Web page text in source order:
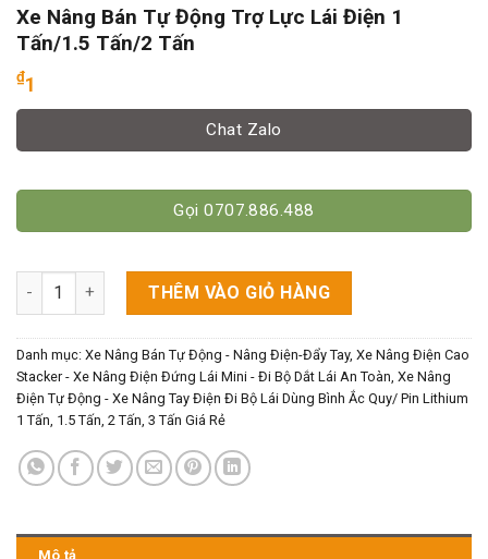
Xe Nâng Bán Tự Động Trợ Lực Lái Điện 1
Tấn/1.5 Tấn/2 Tấn
₫1
Chat Zalo
Gọi 0707.886.488
Xe Nâng Bán Tự Động Trợ Lực Lái Điện 1 Tấn/1.5 Tấn/2 Tấn
THÊM VÀO GIỎ HÀNG
Danh mục: Xe Nâng Bán Tự Động - Nâng Điện-Đẩy Tay, Xe Nâng Điện Cao
Stacker - Xe Nâng Điện Đứng Lái Mini - Đi Bộ Dắt Lái An Toàn Xe Nâng
Điện Tự Động - Xe Nâng Tay Điện Đi Bộ Lái Dùng Bình Ắc Quy/ Pin Lithium
1 Tấn, 1.5 Tấn, 2 Tấn, 3 Tấn Giá Rẻ
Mô tả